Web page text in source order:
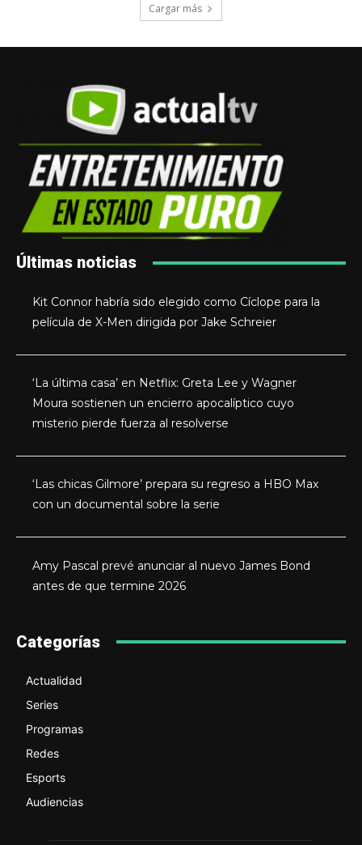
Cargar más
Últimas noticias
Kit Connor habría sido elegido como Cíclope para la
película de X-Men dirigida por Jake Schreier
‘La última casa’ en Netflix: Greta Lee y Wagner
Moura sostienen un encierro apocalíptico cuyo
misterio pierde fuerza al resolverse
‘Las chicas Gilmore’ prepara su regreso a HBO Max
con un documental sobre la serie
Amy Pascal prevé anunciar al nuevo James Bond
antes de que termine 2026
Categorías
Actualidad
Series
Programas
Redes
Esports
Audiencias